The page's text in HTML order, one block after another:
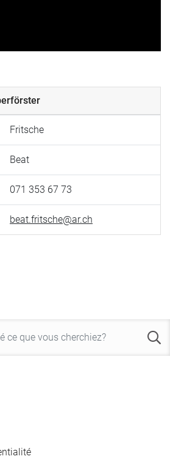
Fritsche
Beat
071 353 67 73
beat.fritsche@ar.ch